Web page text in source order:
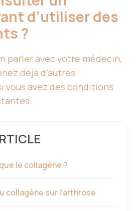
d’utiliser des
?
parler avec votre médecin,
déjà d’autres
vous avez des conditions
le collagène ?
collagène sur l’arthrose